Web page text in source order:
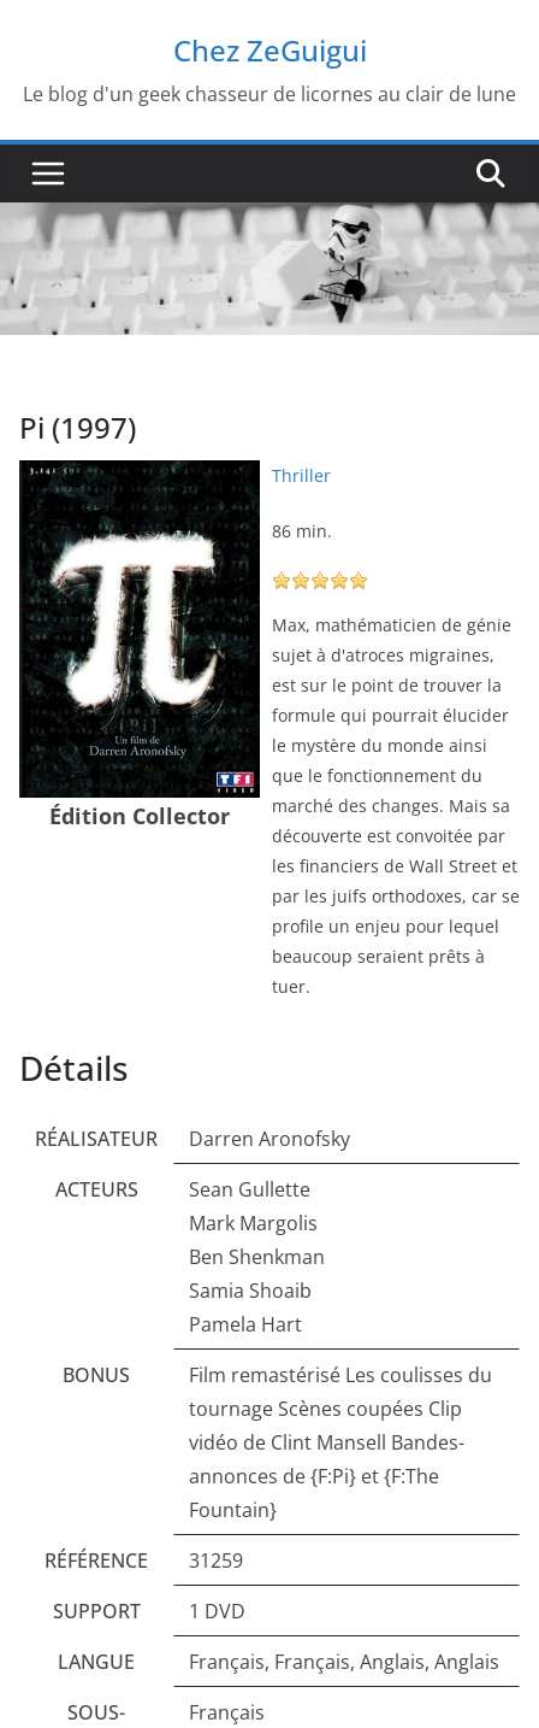
contenu
Chez ZeGuigui
Le blog d'un geek chasseur de licornes au clair de lune
Pi (1997)
Édition Collector
Thriller
86 min.
Max, mathématicien de génie
sujet à d'atroces migraines,
est sur le point de trouver la
formule qui pourrait élucider
le mystère du monde ainsi
que le fonctionnement du
marché des changes. Mais sa
découverte est convoitée par
les financiers de Wall Street et
par les juifs orthodoxes, car se
profile un enjeu pour lequel
beaucoup seraient prêts à
tuer.
Détails
RÉALISATEUR
Darren Aronofsky
ACTEURS
Sean Gullette
Mark Margolis
Ben Shenkman
Samia Shoaib
Pamela Hart
BONUS
Film remastérisé Les coulisses du
tournage Scènes coupées Clip
vidéo de Clint Mansell Bandes-
annonces de {F:Pi} et {F:The
Fountain}
RÉFÉRENCE
31259
SUPPORT
1 DVD
LANGUE
Français, Français, Anglais, Anglais
SOUS-
Français